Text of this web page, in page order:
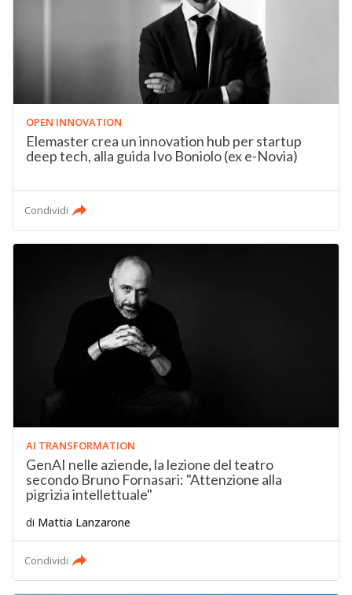
OPEN INNOVATION
Elemaster crea un innovation hub per startup
deep tech, alla guida Ivo Boniolo (ex e-Novia)
Condividi
AI TRANSFORMATION
GenAI nelle aziende, la lezione del teatro
secondo Bruno Fornasari: "Attenzione alla
pigrizia intellettuale"
di Mattia Lanzarone
Condividi